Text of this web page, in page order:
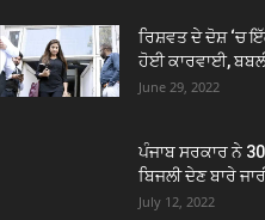
ਰਿਸ਼ਵਤ ਦੇ ਦੋਸ਼ ‘ਚ
ਹੋਈ ਕਾਰਵਾਈ,
June 29, 2022
ਪੰਜਾਬ ਸਰਕਾਰ ਨੇ
ਬਿਜਲੀ ਦੇਣ ਬਾਰੇ
July 12, 2022